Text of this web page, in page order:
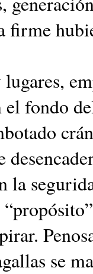
el fondo
la
se